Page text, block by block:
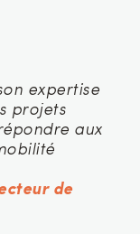
expertise
projets
aux
de